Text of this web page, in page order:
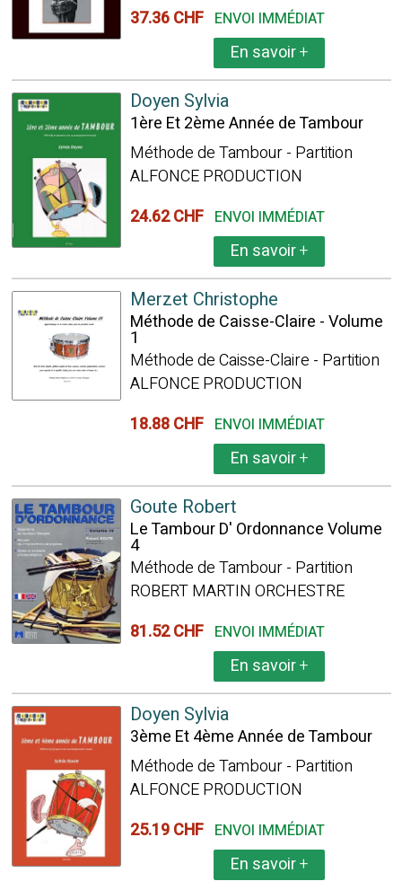
37.36 CHF ENVOI IMMÉDIAT
En savoir+
Doyen Sylvia
1ère Et 2ème Année de Tambour
Méthode de Tambour - Partition
ALFONCE PRODUCTION
24.62 CHF ENVOI IMMÉDIAT
En savoir+
Merzet Christophe
Méthode de Caisse-Claire - Volume
1
Méthode de Caisse-Claire - Partition
ALFONCE PRODUCTION
18.88 CHF ENVOI IMMÉDIAT
En savoir+
Goute Robert
Le Tambour D' Ordonnance Volume
4
Méthode de Tambour - Partition
ROBERT MARTIN ORCHESTRE
81.52 CHF ENVOI IMMÉDIAT
En savoir+
Doyen Sylvia
3ème Et 4ème Année de Tambour
Méthode de Tambour - Partition
ALFONCE PRODUCTION
25.19 CHF ENVOI IMMÉDIAT
En savoir+